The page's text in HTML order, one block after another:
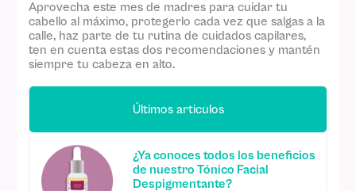
Aprovecha este mes de madres para cuidar tu
cabello al máximo, protegerlo cada vez que salgas a la
calle, haz parte de tu rutina de cuidados capilares,
ten en cuenta estas dos recomendaciones y mantén
siempre tu cabeza en alto.
Últimos articulos
¿Ya conoces todos los beneficios
de nuestro Tónico Facial
Despigmentante?